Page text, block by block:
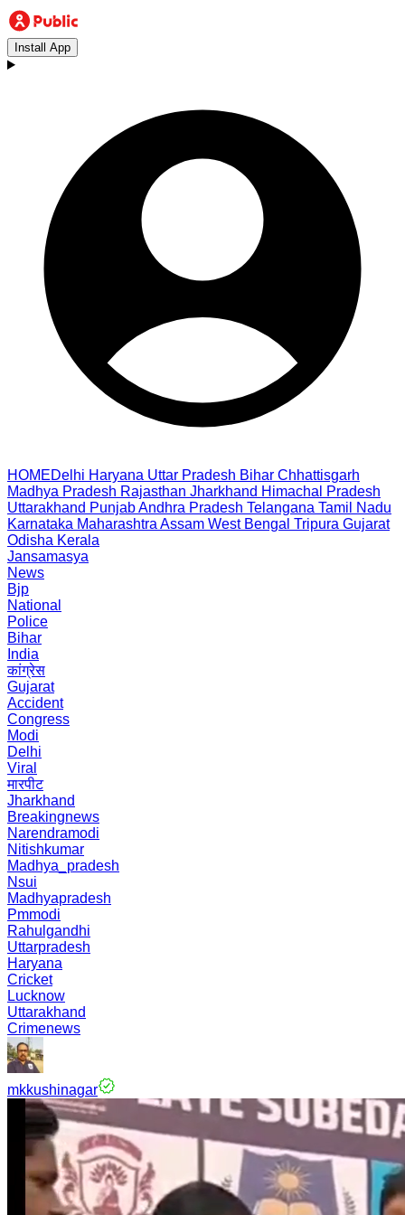
Install App
HOMEDelhi Haryana Uttar Pradesh Bihar Chhattisgarh
Madhya Pradesh Rajasthan Jharkhand Himachal Pradesh
Uttarakhand PunjabAndhra Pradesh Telangana Tamil Nadu
Karnataka Maharashtra Assam West Bengal Tripura Gujarat
Odisha Kerala
Jansamasya
News
Bjp
National
Police
Bihar
India
कांग्रेस
Gujarat
Accident
Congress
Modi
Delhi
Viral
मारपीट
Jharkhand
Breakingnews
Narendramodi
Nitishkumar
Madhya_pradesh
Nsui
Madhyapradesh
Pmmodi
Rahulgandhi
Uttarpradesh
Haryana
Cricket
Lucknow
Uttarakhand
Crimenews
mkkushinagar